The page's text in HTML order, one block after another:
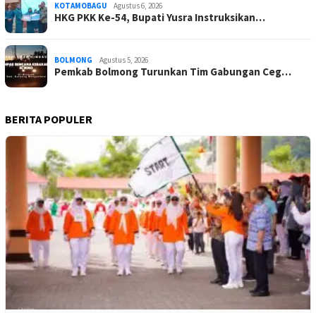
KOTAMOBAGU Agustus 6, 2026
HKG PKK Ke-54, Bupati Yusra Instruksikan…
BOLMONG Agustus 5, 2026
Pemkab Bolmong Turunkan Tim Gabungan Ceg…
BERITA POPULER